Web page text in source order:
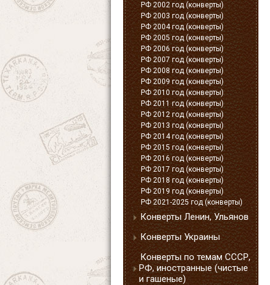
РФ 2002 год (конверты)
РФ 2003 год (конверты)
РФ 2004 год (конверты)
РФ 2005 год (конверты)
РФ 2006 год (конверты)
РФ 2007 год (конверты)
РФ 2008 год (конверты)
РФ 2009 год (конверты)
РФ 2010 год (конверты)
РФ 2011 год (конверты)
РФ 2012 год (конверты)
РФ 2013 год (конверты)
РФ 2014 год (конверты)
РФ 2015 год (конверты)
РФ 2016 год (конверты)
РФ 2017 год (конверты)
РФ 2018 год (конверты)
РФ 2019 год (конверты)
РФ 2021-2025 год (конверты)
Конверты Ленин, Ульянов
Конверты Украины
Конверты по темам СССР,
РФ, иностранные (чистые
и гашеные)